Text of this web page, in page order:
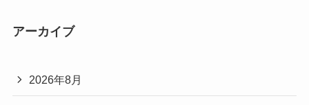
アーカイブ
2026年8月